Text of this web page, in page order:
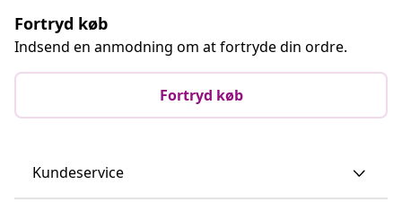
Fortryd køb
Indsend en anmodning om at fortryde din ordre.
Fortryd køb
Kundeservice